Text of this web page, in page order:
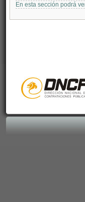
En esta sección podrá